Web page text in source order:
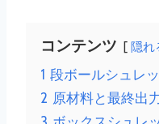
コンテンツ 隠れ
1 段ボールシュレ
2 原材料と最終出